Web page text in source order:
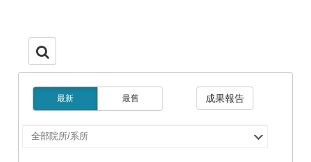
最新 最舊 成果報告
選